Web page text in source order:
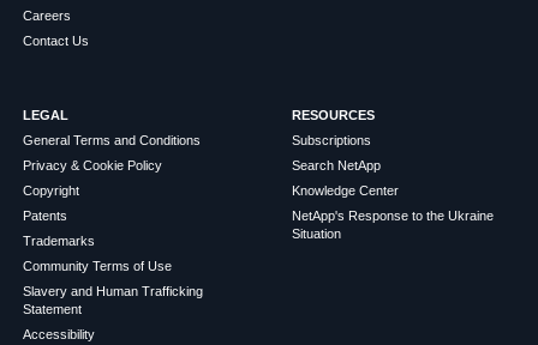
Careers
Contact Us
LEGAL
General Terms and Conditions
Privacy & Cookie Policy
Copyright
Patents
Trademarks
Community Terms of Use
Slavery and Human Trafficking
Statement
Accessibility
RESOURCES
Subscriptions
Search NetApp
Knowledge Center
NetApp's Response to the Ukraine
Situation